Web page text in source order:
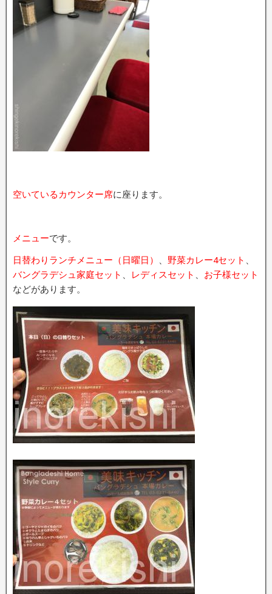
空いているカウンター席に座ります。
メニューです。
日替わりランチメニュー（日曜日） 野菜カレー4セット
バングラデシュ家庭セット
レディスセット
お子様セット
などがあります。